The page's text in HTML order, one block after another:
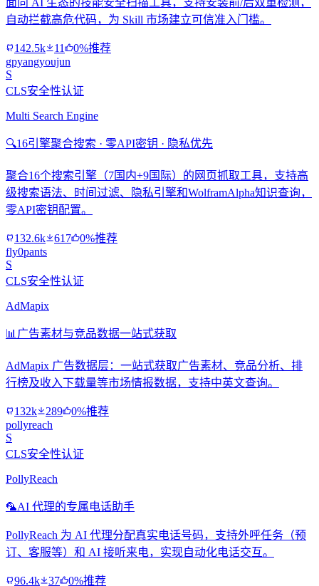
面向 AI 生态的技能安全扫描工具，支持安装前/后双重检测，
自动拦截高危代码，为 Skill 市场建立可信准入门槛。
142.5k 11
0%推荐
gpyangyoujun
S
CLS安全性认证
Multi Search Engine
🔍16引擎聚合搜索 · 零API密钥 · 隐私优先
聚合16个搜索引擎（7国内+9国际）的网页抓取工具，支持高
级搜索语法、时间过滤、隐私引擎和WolframAlpha知识查询，
零API密钥配置。
132.6k 617
0%推荐
fly0pants
S
CLS安全性认证
AdMapix
📊 广告素材与竞品数据一站式获取
AdMapix 广告数据层：一站式获取广告素材、竞品分析、排
行榜及收入下载量等市场情报数据，支持中英文查询。
132k 289
0%推荐
pollyreach
S
CLS安全性认证
PollyReach
🦜AI 代理的专属电话助手
PollyReach 为 AI 代理分配真实电话号码，支持外呼任务（预
订、客服等）和 AI 接听来电，实现自动化电话交互。
96.4k 37 0%推荐